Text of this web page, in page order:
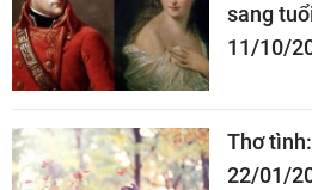
sang
11/10/
Thơ
22/01/